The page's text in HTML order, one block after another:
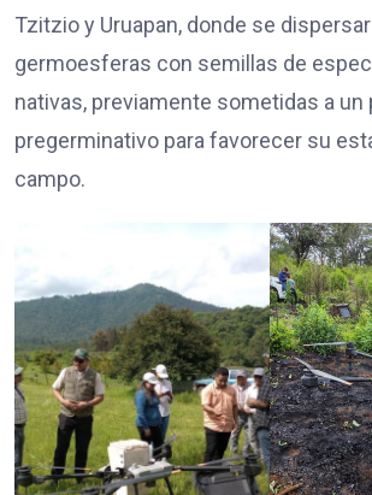
Tzitzio y Uruapan, donde se
germoesferas con semillas de
nativas, previamente sometidas a un
pregerminativo para favorecer su
campo.